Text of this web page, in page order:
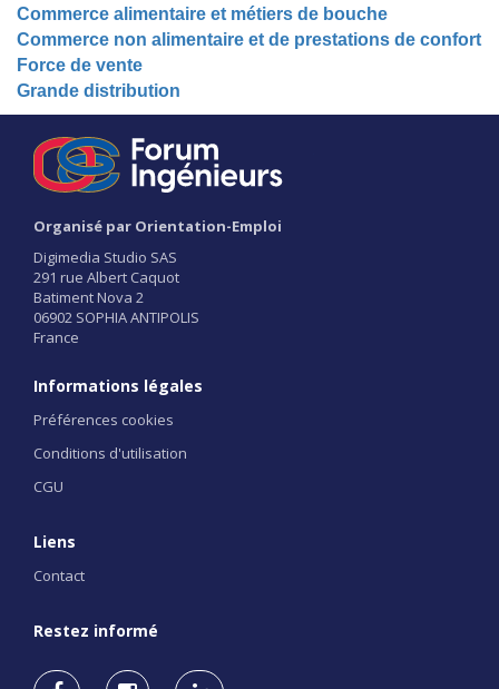
Commerce alimentaire et métiers de bouche
Commerce non alimentaire et de prestations de confort
Force de vente
Grande distribution
Organisé par Orientation-Emploi
Digimedia Studio SAS
291 rue Albert Caquot
Batiment Nova 2
06902 SOPHIA ANTIPOLIS
France
Informations légales
Préférences cookies
Conditions d'utilisation
CGU
Liens
Contact
Restez informé